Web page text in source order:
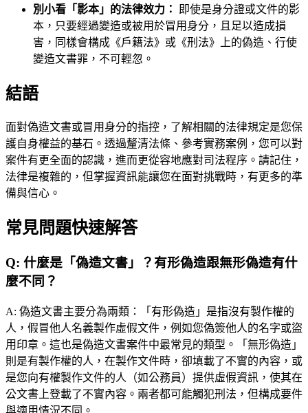
別小看「影本」的法律效力：
即使是身分證或文件的影
本，只要經過變造或被用於冒用身分，且足以造成損
害，同樣會構成《戶籍法》或《刑法》上的偽造、行使
變造文書罪，不可輕忽。
結語
面對偽造文書或冒用身分的指控，了解相關的法律規定是您保
護自身權益的基石。透過釐清法條、參考實務案例，您可以對
案件有更全面的認識，進而更從容地應對司法程序。請記住，
法律是複雜的，但掌握資訊能讓您在面對挑戰時，有更多的準
備與信心。
常見問題快速解答
Q: 什麼是「偽造文書」？有形偽造跟無形偽造有什
麼不同？
A: 偽造文書主要分為兩類：「有形偽造」是指沒有製作權的
人，假冒他人名義製作虛假文件，例如您偽簽他人的名字或盜
用印章。這也是偽造文書案件中最常見的類型。「無形偽造」
則是有製作權的人，在製作文件時，卻填載了不實的內容，或
是您向有權製作文件的人（如公務員）提供虛假資訊，使其在
公文書上登載了不實內容。兩者都可能觸犯刑法，但構成要件
與適用情況不同。